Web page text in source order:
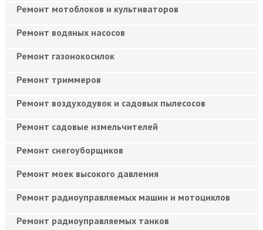
Ремонт мотоблоков и культиваторов
Ремонт водяных насосов
Ремонт газонокосилок
Ремонт триммеров
Ремонт воздуходувок и садовых пылесосов
Ремонт садовые измельчителей
Ремонт снегоуборщиков
Ремонт моек высокого давления
Ремонт радиоуправляемых машин и мотоциклов
Ремонт радиоуправляемых танков